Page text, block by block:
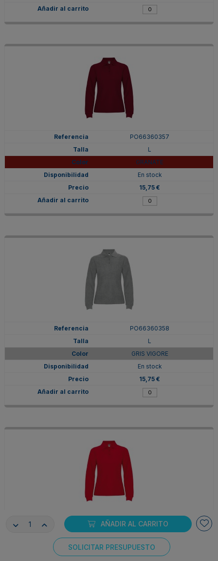
AÑADIR AL CARRITO
SOLICITAR PRESUPUESTO
PO66360357
L
GRANATE
En stock
15,75 €
PO66360358
L
GRIS VIGORE
En stock
15,75 €
PO66360360
L
ROJO
En stock
Consentimiento de cookies